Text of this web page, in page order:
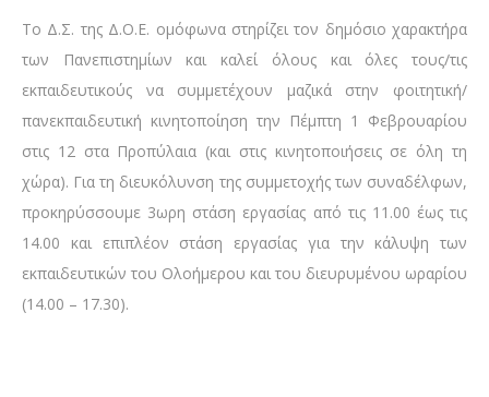
Το Δ.Σ. της Δ.Ο.Ε. ομόφωνα στηρίζει τον δημόσιο χαρακτήρα
των Πανεπιστημίων και καλεί όλους και όλες τους/τις
εκπαιδευτικούς να συμμετέχουν μαζικά στην φοιτητική/
πανεκπαιδευτική κινητοποίηση την Πέμπτη 1 Φεβρουαρίου
στις 12 στα Προπύλαια (και στις κινητοποιήσεις σε όλη τη
χώρα). Για τη διευκόλυνση της συμμετοχής των συναδέλφων,
προκηρύσσουμε 3ωρη στάση εργασίας από τις 11.00 έως τις
14.00 και επιπλέον στάση εργασίας για την κάλυψη των
εκπαιδευτικών του Ολοήμερου και του διευρυμένου ωραρίου
(14.00 – 17.30).